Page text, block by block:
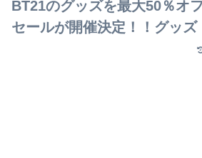
BT21のグッズを最大50％オ
セールが開催決定！！グッズ